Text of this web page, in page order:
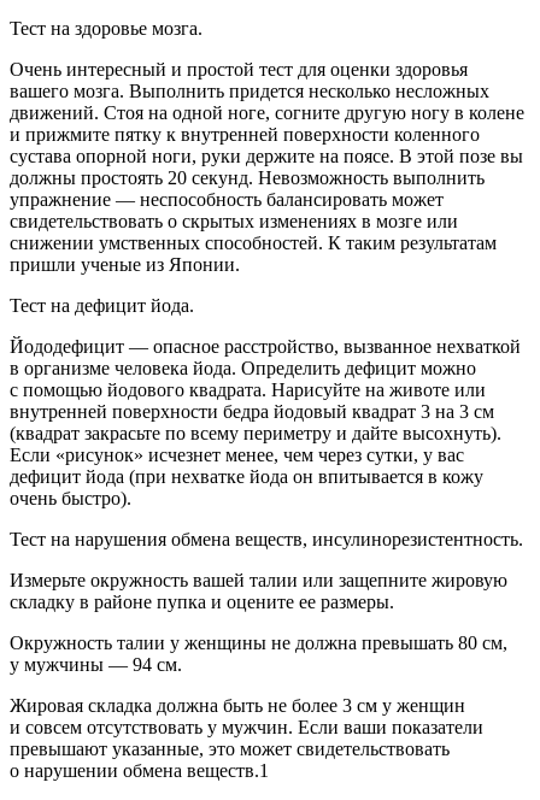
Тест на здоровье мозга.
Очень интересный и простой тест для оценки здоровья
вашего мозга. Выполнить придется несколько несложных
движений. Стоя на одной ноге, согните другую ногу в колене
и прижмите пятку к внутренней поверхности коленного
сустава опорной ноги, руки держите на поясе. В этой позе вы
должны простоять 20 секунд. Невозможность выполнить
упражнение — неспособность балансировать может
свидетельствовать о скрытых изменениях в мозге или
снижении умственных способностей. К таким результатам
пришли ученые из Японии.
Тест на дефицит йода.
Йододефицит — опасное расстройство, вызванное нехваткой
в организме человека йода. Определить дефицит можно
с помощью йодового квадрата. Нарисуйте на животе или
внутренней поверхности бедра йодовый квадрат 3 на 3 см
(квадрат закрасьте по всему периметру и дайте высохнуть).
Если «рисунок» исчезнет менее, чем через сутки, у вас
дефицит йода (при нехватке йода он впитывается в кожу
очень быстро).
Тест на нарушения обмена веществ, инсулинорезистентность.
Измерьте окружность вашей талии или защепните жировую
складку в районе пупка и оцените ее размеры.
Окружность талии у женщины не должна превышать 80 см,
у мужчины — 94 см.
Жировая складка должна быть не более 3 см у женщин
и совсем отсутствовать у мужчин. Если ваши показатели
превышают указанные, это может свидетельствовать
о нарушении обмена веществ.1